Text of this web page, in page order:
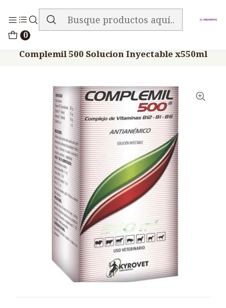
0
ENVIO GRATIS EN TODA LA TIENDA
Complemil 500 Solucion Inyectable x550ml